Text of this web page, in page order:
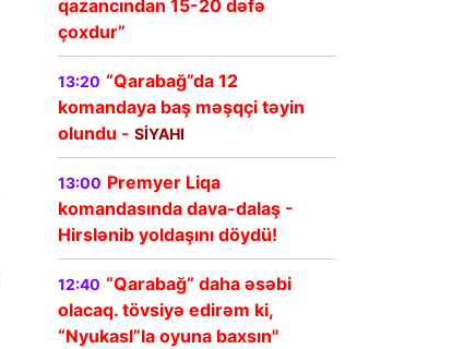
qazancından 15-20 dəfə
çoxdur”
13:20 “Qarabağ”da 12
komandaya baş məşqçi təyin
olundu - SİYAHI
13:00 Premyer Liqa
komandasında dava-dalaş -
Hirslənib yoldaşını döydü!
12:40 “Qarabağ” daha əsəbi
olacaq. tövsiyə edirəm ki,
“Nyukasl”la oyuna baxsın"